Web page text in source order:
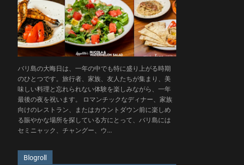
バリ島の大晦日は、一年の中でも特に盛り上がる時期
のひとつです。旅行者、家族、友人たちが集まり、美
味しい料理と忘れられない体験を楽しみながら、一年
最後の夜を祝います。 ロマンチックなディナー、家族
向けのレストラン、またはカウントダウン前に楽しめ
る賑やかな場所を探している方にとって、バリ島には
セミニャック、チャングー、ウ…
Blogroll